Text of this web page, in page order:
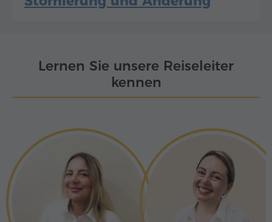
Lernen Sie unsere Reiseleiter
kennen